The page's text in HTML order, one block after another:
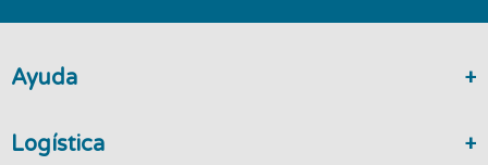
Ayuda
Logística